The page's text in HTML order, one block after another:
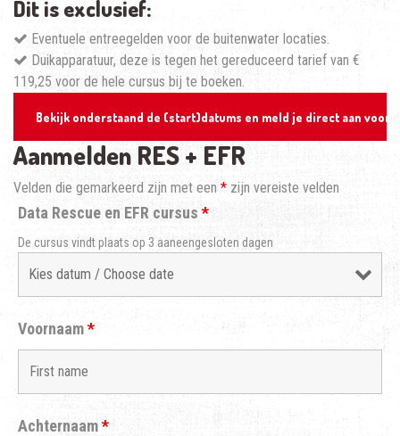
Dit is exclusief:
Eventuele entreegelden voor de buitenwater locaties.
Duikapparatuur, deze is tegen het gereduceerd tarief van €
119,25 voor de hele cursus bij te boeken.
Bekijk onderstaand de (start)datums en meld je direct aan voor
Aanmelden RES + EFR
Velden die gemarkeerd zijn met een * zijn vereiste velden
Data Rescue en EFR cursus*
De cursus vindt plaats op 3 aaneengesloten dagen
Voornaam*
Achternaam*